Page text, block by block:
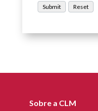
Sobre a CLM